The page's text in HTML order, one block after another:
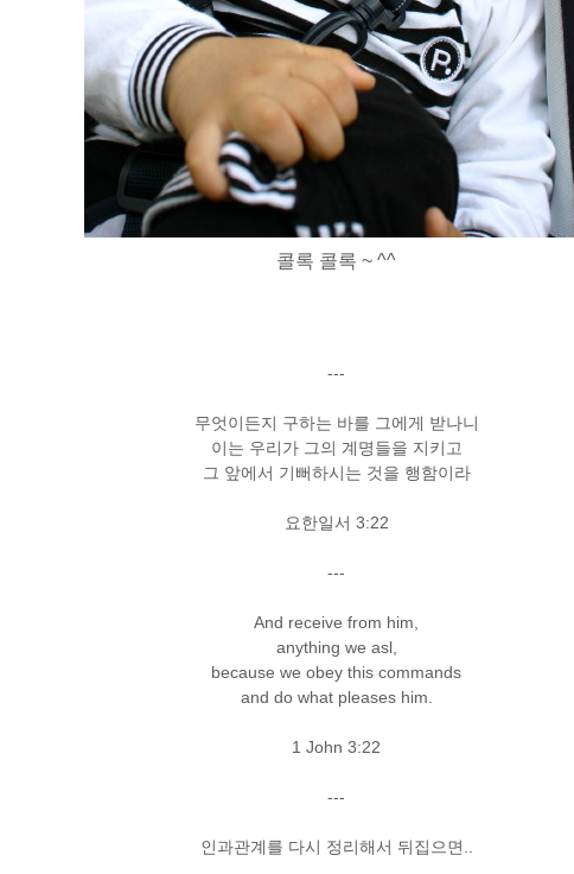
콜록 콜록 ~ ^^
---
무엇이든지 구하는 바를 그에게 받나니
이는 우리가 그의 계명들을 지키고
그 앞에서 기뻐하시는 것을 행함이라
요한일서 3:22
---
And receive from him,
anything we asl,
because we obey this commands
and do what pleases him.
1 John 3:22
---
인과관계를 다시 정리해서 뒤집으면..